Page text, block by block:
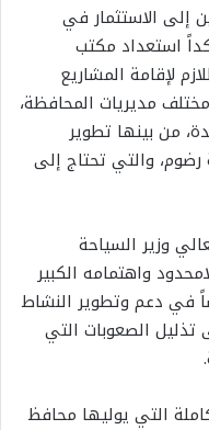
إلى الاستثمار في
استعداد مكتب
لإقامة المشاريع
مديريات المحافظة،
من بينها تطوير
رضوم، والتي تحتاج إلى
وزير السياحة
واهتمامه الكبير
في دعم وتطوير النشاط
الصعوبات التي
التي يوليها محافظ